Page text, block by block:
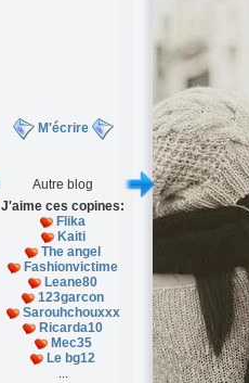
M'écrire
Autre blog
J'aime ces copines:
Flika
Kaiti
The angel
Fashionvictime
Leane80
123garcon
Sarouhchouxxx
Ricarda10
Mec35
Le bg12
...